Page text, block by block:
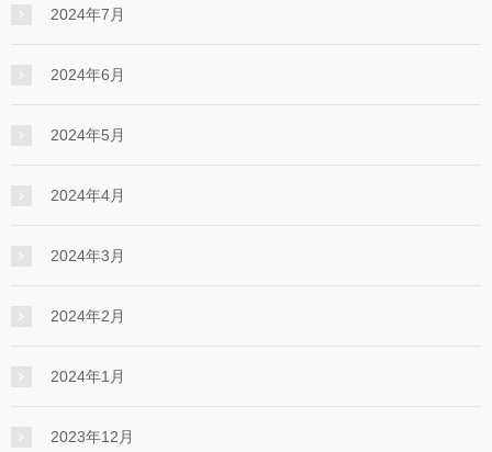
2024年7月
2024年6月
2024年5月
2024年4月
2024年3月
2024年2月
2024年1月
2023年12月